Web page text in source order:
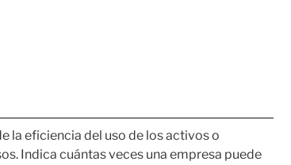
la eficiencia del uso de los activos o
Indica cuántas veces una empresa puede